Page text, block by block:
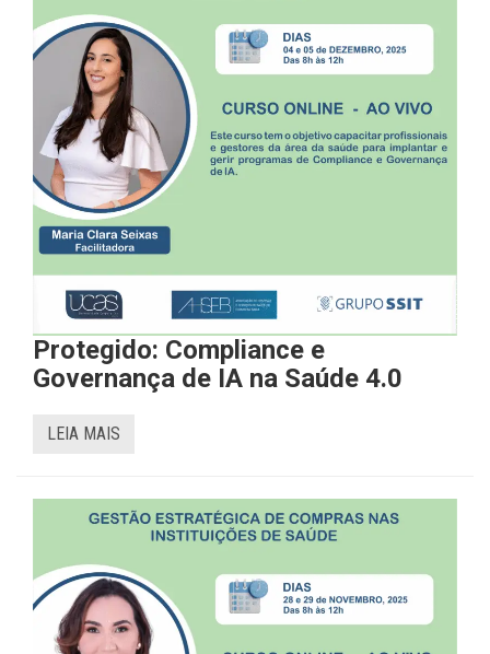
Protegido: Compliance e
Governança de IA na Saúde 4.0
LEIA MAIS